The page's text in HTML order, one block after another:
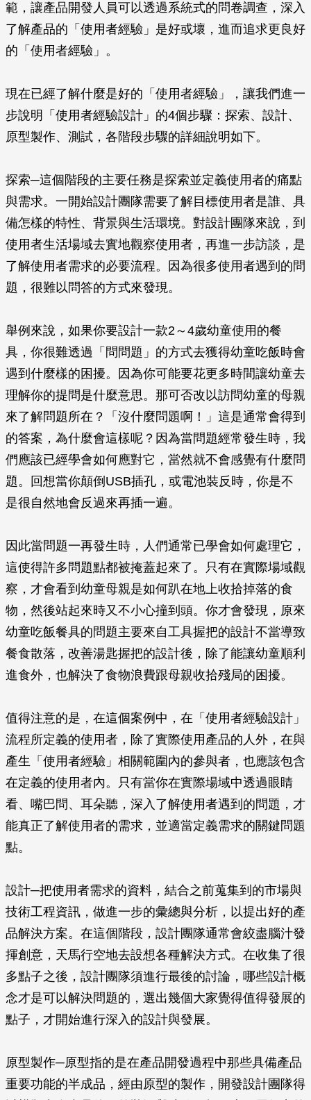
範，讓產品開發人員可以透過系統式的問卷調查，深入
了解產品的「使用者經驗」是好或壞，進而追求更良好
的「使用者經驗」。
現在已經了解什麼是好的「使用者經驗」，讓我們進一
步說明「使用者經驗設計」的4個步驟：探索、設計、
原型製作、測試，各階段步驟的詳細說明如下。
探索─這個階段的主要任務是探索並定義使用者的痛點
與需求。一開始設計團隊需要了解目標使用者是誰、具
備怎樣的特性、背景與生活環境。對設計團隊來說，到
使用者生活場域去實地觀察使用者，再進一步訪談，是
了解使用者需求的必要流程。因為很多使用者遇到的問
題，很難以問答的方式來發現。
舉例來說，如果你要設計一款2～4歲幼童使用的餐
具，你很難透過「問問題」的方式去獲得幼童吃飯時會
遇到什麼樣的困擾。因為你可能要花更多時間讓幼童去
理解你的提問是什麼意思。那可否改以訪問幼童的母親
來了解問題所在？「沒什麼問題啊！」這是通常會得到
的答案，為什麼會這樣呢？因為當問題經常發生時，我
們應該已經學會如何應對它，當然就不會感覺有什麼問
題。回想當你顛倒USB插孔，或電池裝反時，你是不
是很自然地會反過來再插一遍。
因此當問題一再發生時，人們通常已學會如何處理它，
這使得許多問題點都被掩蓋起來了。只有在實際場域觀
察，才會看到幼童母親是如何趴在地上收拾掉落的食
物，然後站起來時又不小心撞到頭。你才會發現，原來
幼童吃飯餐具的問題主要來自工具握把的設計不當導致
餐食散落，改善湯匙握把的設計後，除了能讓幼童順利
進食外，也解決了食物浪費跟母親收拾殘局的困擾。
值得注意的是，在這個案例中，在「使用者經驗設計」
流程所定義的使用者，除了實際使用產品的人外，在與
產生「使用者經驗」相關範圍內的參與者，也應該包含
在定義的使用者內。只有當你在實際場域中透過眼睛
看、嘴巴問、耳朵聽，深入了解使用者遇到的問題，才
能真正了解使用者的需求，並適當定義需求的關鍵問題
點。
設計─把使用者需求的資料，結合之前蒐集到的市場與
技術工程資訊，做進一步的彙總與分析，以提出好的產
品解決方案。在這個階段，設計團隊通常會絞盡腦汁發
揮創意，天馬行空地去設想各種解決方式。在收集了很
多點子之後，設計團隊須進行最後的討論，哪些設計概
念才是可以解決問題的，選出幾個大家覺得值得發展的
點子，才開始進行深入的設計與發展。
原型製作─原型指的是在產品開發過程中那些具備產品
重要功能的半成品，經由原型的製作，開發設計團隊得